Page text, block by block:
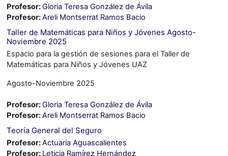
Profesor:Gloria Teresa González de Ávila
Profesor:Areli Montserrat Ramos Bacio
Taller de Matemáticas para Niños y Jóvenes Agosto-
Noviembre 2025
Espacio para la gestión de sesiones para el Taller de
Matemáticas para Niños y Jóvenes UAZ
Agosto-Noviembre 2025
Profesor:Gloria Teresa González de Ávila
Profesor:Areli Montserrat Ramos Bacio
Teoría General del Seguro
Profesor:Actuaría Aguascalientes
Profesor: Leticia Ramírez Hernández